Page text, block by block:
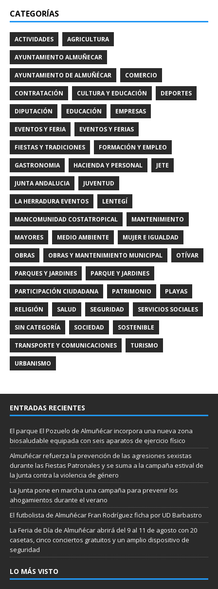
CATEGORÍAS
ACTIVIDADES AGRICULTURA
AYUNTAMIENTO ALMUÑECAR
AYUNTAMIENTO DE ALMUÑÉCAR COMERCIO
CONTRATACIÓN CULTURA Y EDUCACIÓN DEPORTES
DIPUTACIÓN EDUCACIÓN EMPRESAS
EVENTOS Y FERIA EVENTOS Y FERIAS
FIESTAS Y TRADICIONES FORMACIÓN Y EMPLEO
GASTRONOMIA HACIENDA Y PERSONAL JETE
JUNTA ANDALUCIA JUVENTUD
LA HERRADURA EVENTOS LENTEGÍ
MANCOMUNIDAD COSTATROPICAL MANTENIMIENTO
MAYORES MEDIO AMBIENTE MUJER E IGUALDAD
OBRAS OBRAS Y MANTENIMIENTO MUNICIPAL OTÍVAR
PARQUES Y JARDINES PARQUE Y JARDINES
PARTICIPACIÓN CIUDADANA PATRIMONIO PLAYAS
RELIGIÓN SALUD SEGURIDAD SERVICIOS SOCIALES
SIN CATEGORÍA SOCIEDAD SOSTENIBLE
TRANSPORTE Y COMUNICACIONES TURISMO
URBANISMO
ENTRADAS RECIENTES
El parque El Pozuelo de Almuñécar incorpora una nueva zona
biosaludable equipada con seis aparatos de ejercicio físico
Almuñécar refuerza la prevención de las agresiones sexistas
durante las Fiestas Patronales y se suma a la campaña estival de
la Junta contra la violencia de género
La Junta pone en marcha una campaña para prevenir los
ahogamientos durante el verano
El futbolista de Almuñécar Fran Rodríguez ficha por UD Barbastro
La Feria de Día de Almuñécar abrirá del 9 al 11 de agosto con 20
casetas, cinco conciertos gratuitos y un amplio dispositivo de
seguridad
LO MÁS VISTO